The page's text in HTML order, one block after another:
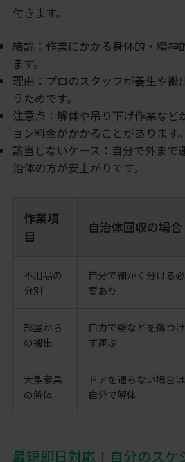
付きます。
結論：作業にかかる身体的・精神
ます。
理由：プロのスタッフが養生や搬
うためです。
注意点：解体や吊り下げ作業など
ョン料金がかかることがあります。
該当しないケース：自分で外まで
治体の方が安上がりです。
作業項
目
自治体回収の場合
不用品の
分別
自分で細かく分ける必
要あり
部屋から
の搬出
自力で壁などを傷つけ
ず運ぶ
大型家具
の解体
ドアを通らない場合は
自分で解体
最短即日対応！自分のスケ